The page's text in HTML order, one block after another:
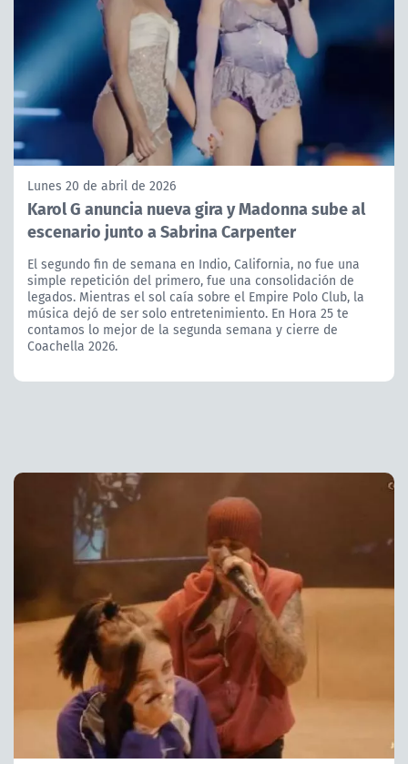
Lunes 20 de abril de 2026
Karol G anuncia nueva gira y Madonna sube al
escenario junto a Sabrina Carpenter
El segundo fin de semana en Indio, California, no fue una
simple repetición del primero, fue una consolidación de
legados. Mientras el sol caía sobre el Empire Polo Club, la
música dejó de ser solo entretenimiento. En Hora 25 te
contamos lo mejor de la segunda semana y cierre de
Coachella 2026.